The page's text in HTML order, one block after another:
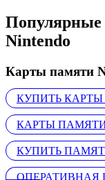
Популярные
Nintendo
Карты памяти
КУПИТЬ КАРТЫ
КАРТЫ ПАМЯТИ
КУПИТЬ ПАМЯТЬ
ОПЕРАТИВНАЯ